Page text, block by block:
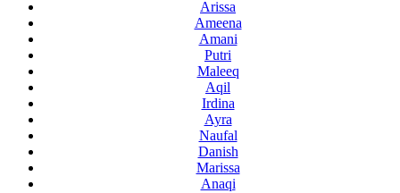
Arissa
Ameena
Amani
Putri
Maleeq
Aqil
Irdina
Ayra
Naufal
Danish
Marissa
Anaqi